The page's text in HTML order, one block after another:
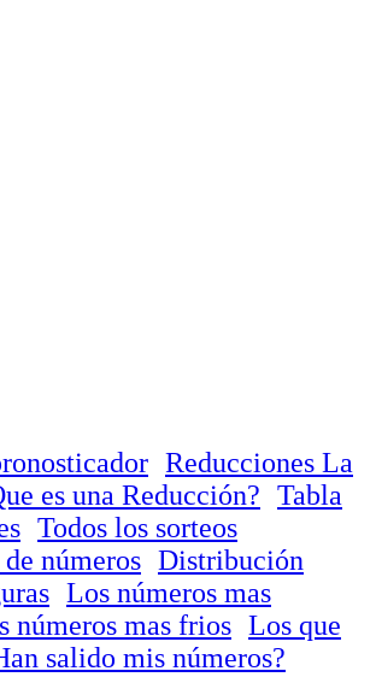
Reducciones La
es una Reducción? Tabla
Todos los sorteos
números Distribución
Los números mas
números mas frios Los que
salido mis números?